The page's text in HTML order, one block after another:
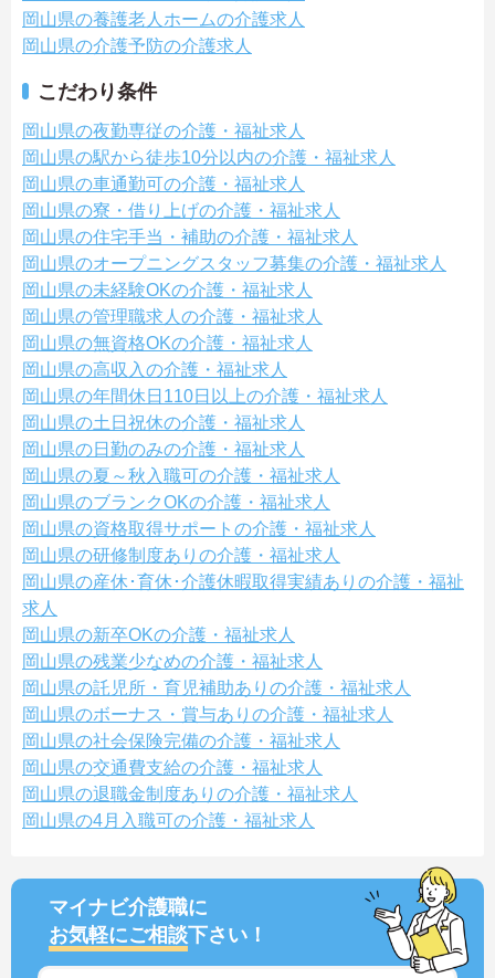
岡山県の養護老人ホームの介護求人
岡山県の介護予防の介護求人
こだわり条件
岡山県の夜勤専従の介護・福祉求人
岡山県の駅から徒歩10分以内の介護・福祉求人
岡山県の車通勤可の介護・福祉求人
岡山県の寮・借り上げの介護・福祉求人
岡山県の住宅手当・補助の介護・福祉求人
岡山県のオープニングスタッフ募集の介護・福祉求人
岡山県の未経験OKの介護・福祉求人
岡山県の管理職求人の介護・福祉求人
岡山県の無資格OKの介護・福祉求人
岡山県の高収入の介護・福祉求人
岡山県の年間休日110日以上の介護・福祉求人
岡山県の土日祝休の介護・福祉求人
岡山県の日勤のみの介護・福祉求人
岡山県の夏～秋入職可の介護・福祉求人
岡山県のブランクOKの介護・福祉求人
岡山県の資格取得サポートの介護・福祉求人
岡山県の研修制度ありの介護・福祉求人
岡山県の産休･育休･介護休暇取得実績ありの介護・福祉
求人
岡山県の新卒OKの介護・福祉求人
岡山県の残業少なめの介護・福祉求人
岡山県の託児所・育児補助ありの介護・福祉求人
岡山県のボーナス・賞与ありの介護・福祉求人
岡山県の社会保険完備の介護・福祉求人
岡山県の交通費支給の介護・福祉求人
岡山県の退職金制度ありの介護・福祉求人
岡山県の4月入職可の介護・福祉求人
マイナビ介護職に
お気軽にご相談下さい！